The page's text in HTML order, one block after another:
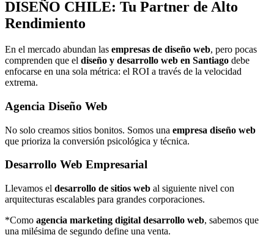
DISEÑO CHILE: Tu Partner de Alto
Rendimiento
En el mercado abundan las empresas de diseño web, pero pocas
comprenden que el diseño y desarrollo web en Santiago debe
enfocarse en una sola métrica: el ROI a través de la velocidad
extrema.
Agencia Diseño Web
No solo creamos sitios bonitos. Somos una empresa diseño web
que prioriza la conversión psicológica y técnica.
Desarrollo Web Empresarial
Llevamos el desarrollo de sitios web al siguiente nivel con
arquitecturas escalables para grandes corporaciones.
*Como agencia marketing digital desarrollo web, sabemos que
una milésima de segundo define una venta.